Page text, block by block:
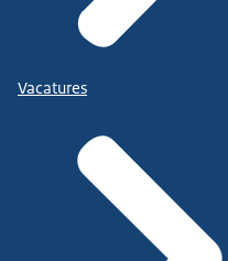
Vacatures